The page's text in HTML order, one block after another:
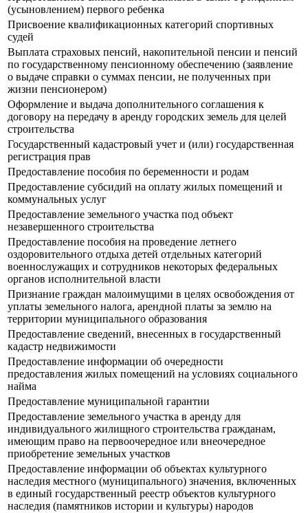
(усыновлением) первого ребенка
Присвоение квалификационных категорий спортивных
судей
Выплата страховых пенсий, накопительной пенсии и пенсий
по государственному пенсионному обеспечению (заявление
о выдаче справки о суммах пенсии, не полученных при
жизни пенсионером)
Оформление и выдача дополнительного соглашения к
договору на передачу в аренду городских земель для целей
строительства
Государственный кадастровый учет и (или) государственная
регистрация прав
Предоставление пособия по беременности и родам
Предоставление субсидий на оплату жилых помещений и
коммунальных услуг
Предоставление земельного участка под объект
незавершенного строительства
Предоставление пособия на проведение летнего
оздоровительного отдыха детей отдельных категорий
военнослужащих и сотрудников некоторых федеральных
органов исполнительной власти
Признание граждан малоимущими в целях освобождения от
уплаты земельного налога, арендной платы за землю на
территории муниципального образования
Предоставление сведений, внесенных в государственный
кадастр недвижимости
Предоставление информации об очередности
предоставления жилых помещений на условиях социального
найма
Предоставление муниципальной гарантии
Предоставление земельного участка в аренду для
индивидуального жилищного строительства гражданам,
имеющим право на первоочередное или внеочередное
приобретение земельных участков
Предоставление информации об объектах культурного
наследия местного (муниципального) значения, включенных
в единый государственный реестр объектов культурного
наследия (памятников истории и культуры) народов